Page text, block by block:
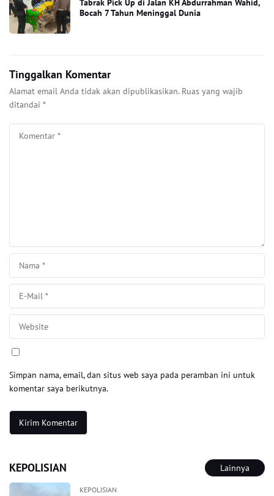
Tabrak Pick Up di Jalan KH Abdurrahman Wahid,
Bocah 7 Tahun Meninggal Dunia
Tinggalkan Komentar
Alamat email Anda tidak akan dipublikasikan. Ruas yang wajib
ditandai *
Simpan nama, email, dan situs web saya pada peramban ini untuk
komentar saya berikutnya.
KEPOLISIAN Lainnya
KEPOLISIAN